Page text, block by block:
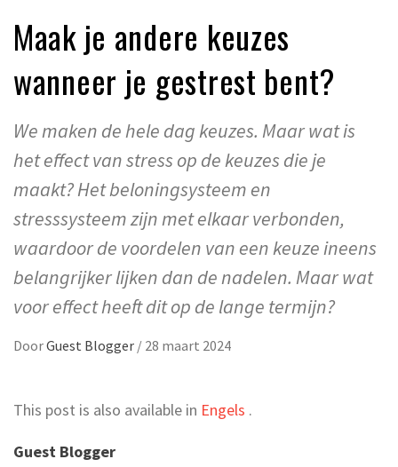
Maak je andere keuzes
wanneer je gestrest bent?
We maken de hele dag keuzes. Maar wat is
het effect van stress op de keuzes die je
maakt? Het beloningsysteem en
stresssysteem zijn met elkaar verbonden,
waardoor de voordelen van een keuze ineens
belangrijker lijken dan de nadelen. Maar wat
voor effect heeft dit op de lange termijn?
DoorGuest Blogger / 28 maart 2024
This post is also available in Engels .
Guest Blogger